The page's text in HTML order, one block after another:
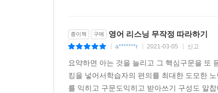
듯, 폭넓게 영어 리스닝 실력을 높이기 위해서는
리스닝 콘텐츠로리스닝 훈련을 해보세요. 외국
본문 구성 미리보기
종이책 구매 영어 리스닝 무작정 따라하기
a*******r 2021-03-05 신고
요약하면 아는 것을 늘리고 그 핵심구문을 또
킹을 넣어서학습자의 편의를 최대한 도모한
를 익히고 구문도익히고 받아쓰기 구성도 알